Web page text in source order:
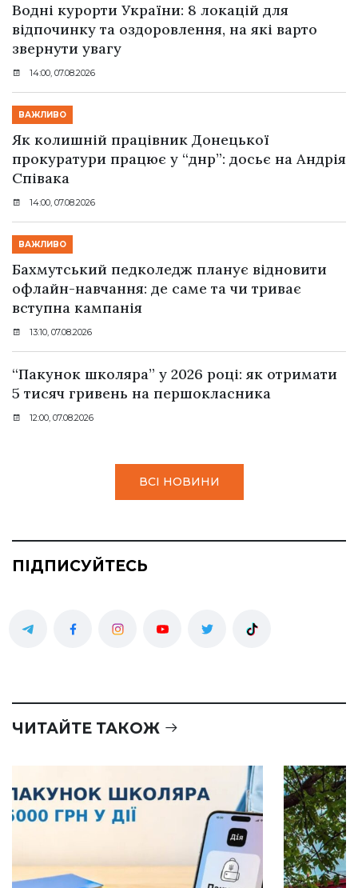
Водні курорти України: 8 локацій для
відпочинку та оздоровлення, на які варто
звернути увагу
14:00, 07.08.2026
ВАЖЛИВО
Як колишній працівник Донецької
прокуратури працює у “днр”: досьє на Андрія
Співака
14:00, 07.08.2026
ВАЖЛИВО
Бахмутський педколедж планує відновити
офлайн-навчання: де саме та чи триває
вступна кампанія
13:10, 07.08.2026
“Пакунок школяра” у 2026 році: як отримати
5 тисяч гривень на першокласника
12:00, 07.08.2026
ВСІ НОВИНИ
ПІДПИСУЙТЕСЬ
ЧИТАЙТЕ ТАКОЖ